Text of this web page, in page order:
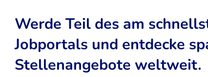
Werde Teil des am
Jobportals und entdecke
Stellenangebote weltweit.